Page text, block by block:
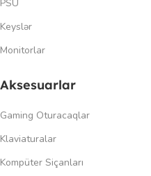
PSU
Keyslər
Monitorlar
Aksesuarlar
Gaming Oturacaqlar
Klaviaturalar
Kompüter Siçanları